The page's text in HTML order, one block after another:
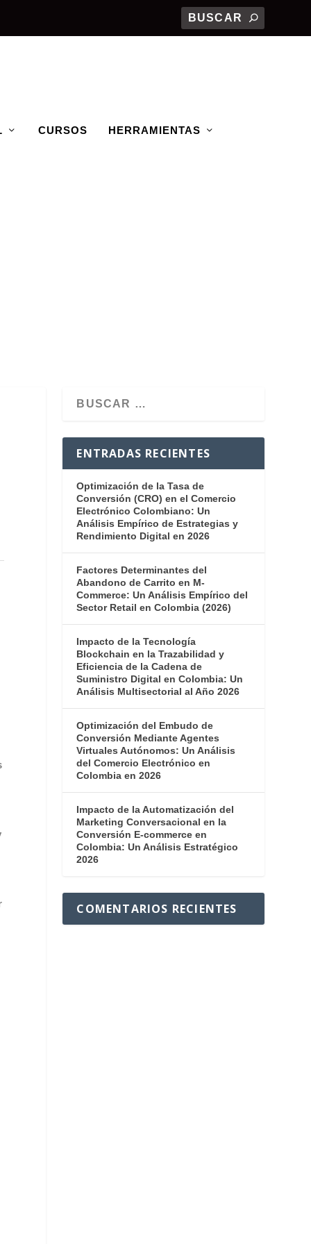
CURSOS HERRAMIENTAS
ENTRADAS RECIENTES
Optimización de la Tasa de
Conversión (CRO) en el Comercio
Electrónico Colombiano: Un
Análisis Empírico de Estrategias y
Rendimiento Digital en 2026
Factores Determinantes del
Abandono de Carrito en M-
Commerce: Un Análisis Empírico del
Sector Retail en Colombia (2026)
Impacto de la Tecnología
Blockchain en la Trazabilidad y
Eficiencia de la Cadena de
Suministro Digital en Colombia: Un
Análisis Multisectorial al Año 2026
Optimización del Embudo de
Conversión Mediante Agentes
Virtuales Autónomos: Un Análisis
del Comercio Electrónico en
Colombia en 2026
Impacto de la Automatización del
Marketing Conversacional en la
Conversión E-commerce en
Colombia: Un Análisis Estratégico
2026
COMENTARIOS RECIENTES